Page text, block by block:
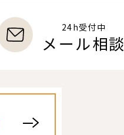
24h受付中
メール相談